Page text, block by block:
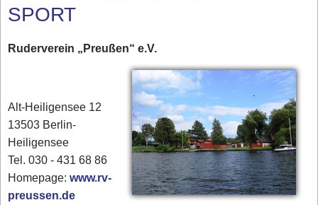
SPORT
Ruderverein „Preußen“ e.V.
Alt-Heiligensee 12
13503 Berlin-
Heiligensee
Tel. 030 - 431 68 86
Homepage:www.rv-
preussen.de